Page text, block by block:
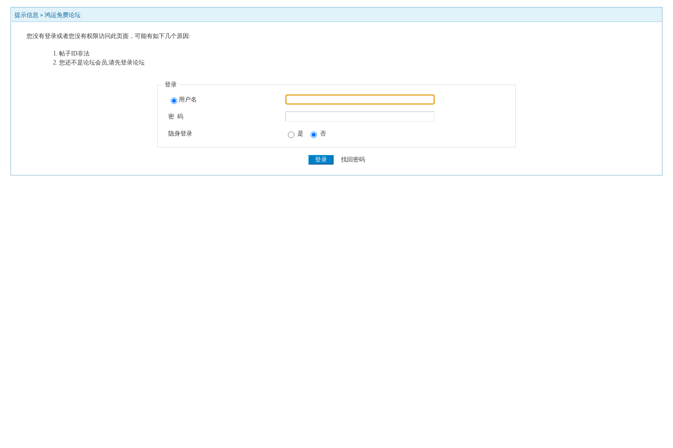
提示信息 » 鸿运免费论坛
您没有登录或者您没有权限访问此页面，可能有如下几个原因:
帖子ID非法
您还不是论坛会员,请先登录论坛
登录
用户名
密 码
隐身登录 是 否
找回密码